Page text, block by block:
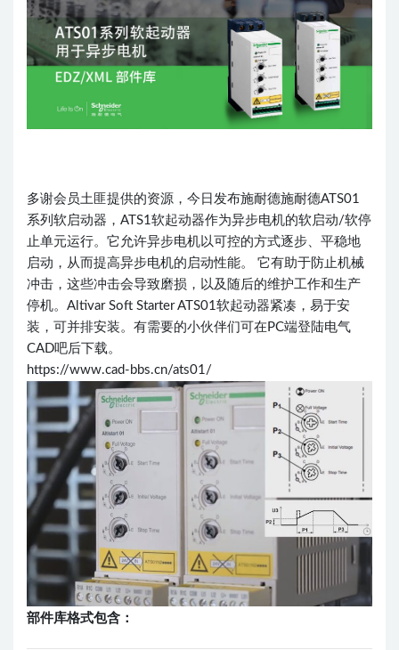
多谢会员土匪提供的资源，今日发布施耐德施耐德ATS01
系列软启动器，ATS1软起动器作为异步电机的软启动/软停
止单元运行。它允许异步电机以可控的方式逐步、平稳地
启动，从而提高异步电机的启动性能。 它有助于防止机械
冲击，这些冲击会导致磨损，以及随后的维护工作和生产
停机。Altivar Soft Starter ATS01软起动器紧凑，易于安
装，可并排安装。有需要的小伙伴们可在PC端登陆电气
CAD吧后下载。
https://www.cad-bbs.cn/ats01/
部件库格式包含：